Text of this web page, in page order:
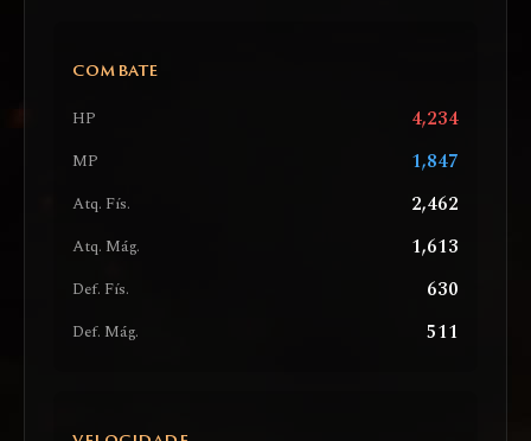
COMBATE
HP 4,234
MP 1,847
Atq. Fís. 2,462
Atq. Mág. 1,613
Def. Fís. 630
Def. Mág. 511